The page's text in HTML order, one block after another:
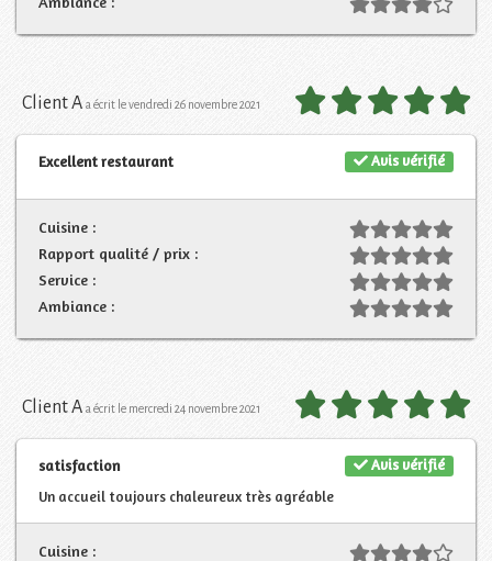
Client A a écrit le vendredi 26 novembre 2021
Avis vérifié
Excellent restaurant
Cuisine :
Rapport qualité / prix :
Service :
Ambiance :
Client A a écrit le mercredi 24 novembre 2021
Avis vérifié
satisfaction
Un accueil toujours chaleureux très agréable
Cuisine :